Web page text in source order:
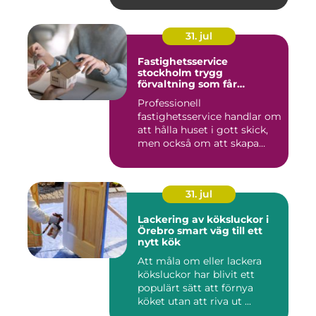
31. jul
Fastighetsservice
stockholm trygg
förvaltning som får
Professionell
fastighetsservice handlar om
att hålla huset i gott skick,
men också om att skapa
31. jul
Lackering av köksluckor i
Örebro smart väg till ett
nytt kök
Att måla om eller lackera
köksluckor har blivit ett
populärt sätt att förnya
köket utan att riva ut ...